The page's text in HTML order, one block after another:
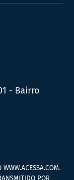
- Bairro
POR